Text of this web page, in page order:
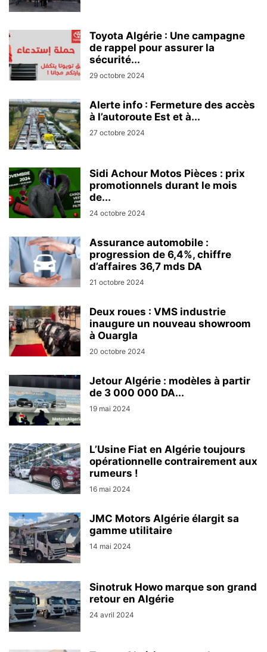
Toyota Algérie : Une campagne
de rappel pour assurer la
sécurité...
29 octobre 2024
Alerte info : Fermeture des accès
à l’autoroute Est et à...
27 octobre 2024
Sidi Achour Motos Pièces : prix
promotionnels durant le mois
de...
24 octobre 2024
Assurance automobile :
progression de 6,4%, chiffre
d’affaires 36,7 mds DA
21 octobre 2024
Deux roues : VMS industrie
inaugure un nouveau showroom
à Ouargla
20 octobre 2024
Jetour Algérie : modèles à partir
de 3 000 000 DA...
19 mai 2024
L’Usine Fiat en Algérie toujours
opérationnelle contrairement aux
rumeurs !
16 mai 2024
JMC Motors Algérie élargit sa
gamme utilitaire
14 mai 2024
Sinotruk Howo marque son grand
retour en Algérie
24 avril 2024